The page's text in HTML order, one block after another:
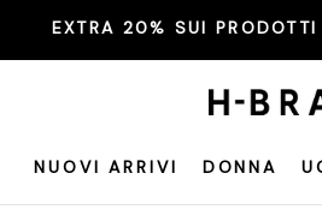
EXTRA 20% SUI
NUOVI ARRIVI DONNA